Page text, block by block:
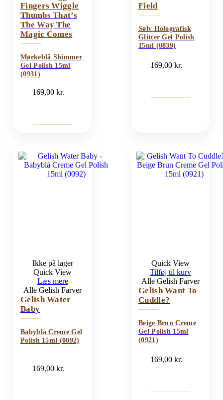
Fingers Wiggle
Thumbs That’s
The Way The
Magic Comes
Mørkeblå Shimmer
Gel Polish 15ml
(0931)
169,00kr.
Field
Sølv Holografisk
Glitter Gel Polish
15ml (0839)
169,00kr.
Ikke på lager
Quick View
Læs mere
Alle Gelish Farver
Gelish Water
Baby
Babyblå Creme Gel
Polish 15ml (0092)
169,00kr.
Quick View
Tilføj til kurv
Alle Gelish Farver
Gelish Want To
Cuddle?
Beige Brun Creme
Gel Polish 15ml
(0921)
169,00kr.